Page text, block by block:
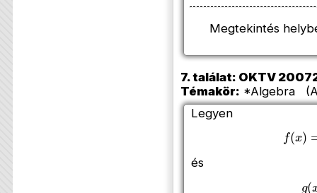
Megtekintés
7. találat: OKTV
Témakör: *Algebra
Legyen
f(x )=
és
(